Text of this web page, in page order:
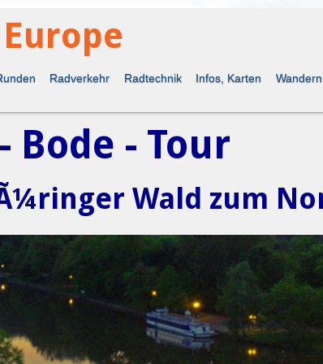
die Welt neu
Radverkehr Radtechnik Infos, Karten Wandern
Bode - Tour
Wald zum